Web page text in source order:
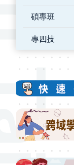
碩專班
專四技